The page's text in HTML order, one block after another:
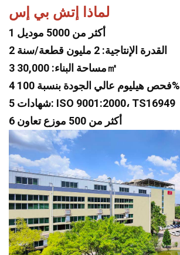
لماذا إتش بي إس
1 أكثر من 5000 موديل
2 القدرة الإنتاجية: 2 مليون قطعة/سنة
3 مساحة البناء: 30,000㎡
4 فحص هيليوم عالي الجودة بنسبة 100%
5 شهادات: ISO 9001:2000، TS16949
6 أكثر من 500 موزع تعاون